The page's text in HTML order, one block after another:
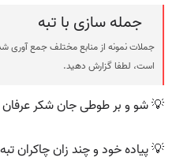
جمله سازی با تبه
جملات نمونه از منابع مختلف جمع
است، لطفا گزارش دهید.
💡 شو و بر طوطی جان شکر عرفان
💡 پیاده خود و چند زان چاکران